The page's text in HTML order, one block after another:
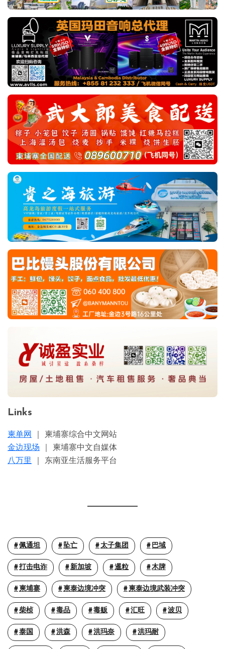
Links
柬单网
｜ 柬埔寨综合中文网站
金边现场 ｜ 柬埔寨中文自媒体
八万里
｜ 东南亚生活服务平台
佩通坦 坠亡 太子集团 巴域
打击电诈 新加坡 暹粒 木牌
柬埔寨 柬泰边境冲突 柬泰边境武装冲突
柴桢 毒品 毒贩 汇旺 波贝
泰国 洪森 洪玛奈 洪玛耐